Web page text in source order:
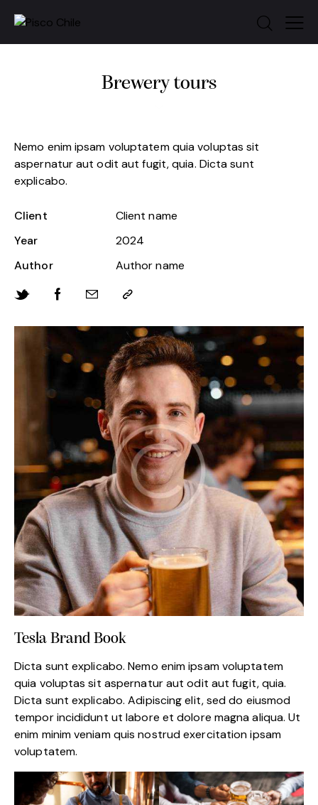
Brewery tours
Nemo enim ipsam voluptatem quia voluptas sit
aspernatur aut odit aut fugit, quia. Dicta sunt
explicabo.
Client
Client name
Year
2024
Author
Author name
Tesla Brand Book
Dicta sunt explicabo. Nemo enim ipsam voluptatem
quia voluptas sit aspernatur aut odit aut fugit, quia.
Dicta sunt explicabo. Adipiscing elit, sed do eiusmod
tempor incididunt ut labore et dolore magna aliqua. Ut
enim minim veniam quis nostrud exercitation ipsam
voluptatem.